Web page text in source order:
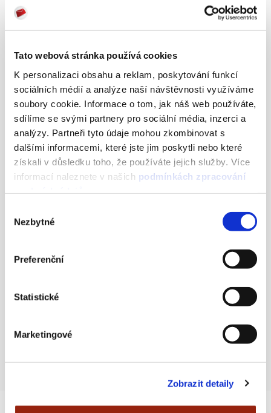
Tato webová stránka používá cookies
K personalizaci obsahu a reklam, poskytování funkcí
sociálních médií a analýze naší návštěvnosti využíváme
soubory cookie. Informace o tom, jak náš web používáte,
sdílíme se svými partnery pro sociální média, inzerci a
analýzy. Partneři tyto údaje mohou zkombinovat s
dalšími informacemi, které jste jim poskytli nebo které
získali v důsledku toho, že používáte jejich služby. Více
informací naleznete v našich podmínkách zpracování
souhlasu
Nezbytné
Preferenční
Statistické
Marketingové
Zobrazit detaily
Lékárna.cz
Vysoký open rate a žádná další
může být v pořádku, na vině jsou